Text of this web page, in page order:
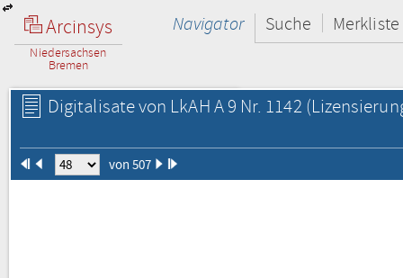
Arcinsys
Niedersachsen
Bremen
Navigator Suche Merkliste
Digitalisate von LkAH A 9 Nr. 1142
von 507